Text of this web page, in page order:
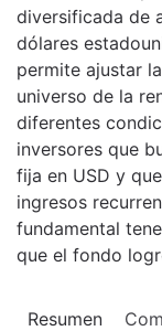
diversificada de
dólares
permite ajustar
universo de la
diferentes
inversores que
fija en USD y
ingresos
fundamental
que el fondo
Resumen